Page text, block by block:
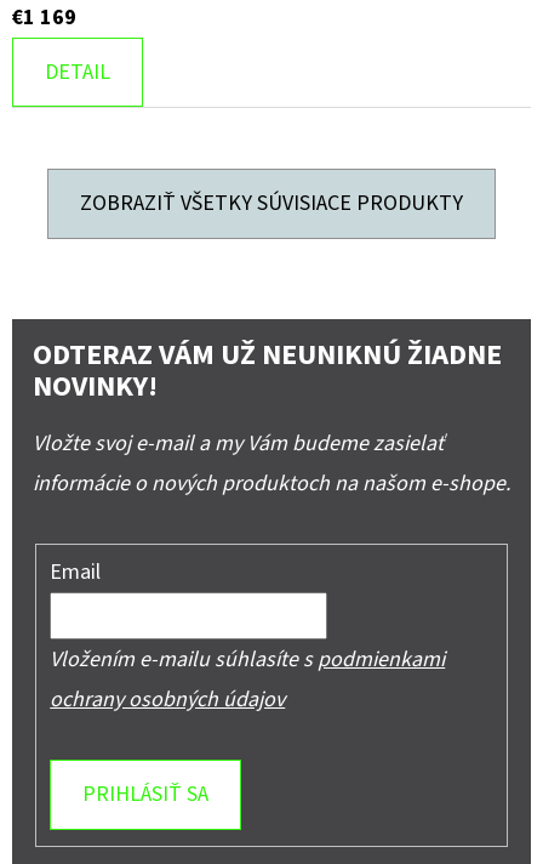
€1 169
DETAIL
ZOBRAZIŤ VŠETKY SÚVISIACE PRODUKTY
ODTERAZ VÁM UŽ NEUNIKNÚ ŽIADNE
NOVINKY!
Vložte svoj e-mail a my Vám budeme zasielať
informácie o nových produktoch na našom e-shope.
Email
Vložením e-mailu súhlasíte spodmienkami
ochrany osobných údajov
PRIHLÁSIŤ SA